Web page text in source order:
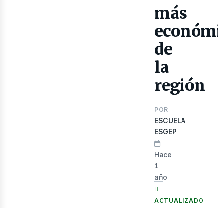
más
de
la
región
POR
ESCUELA
ESGEP
Hace
1
año
ACTUALIZADO